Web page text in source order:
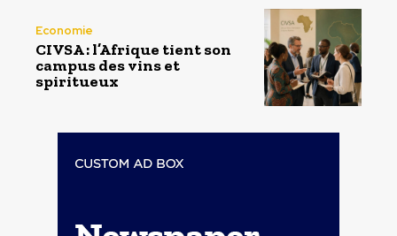
Economie
CIVSA : l’Afrique tient son
campus des vins et
spiritueux